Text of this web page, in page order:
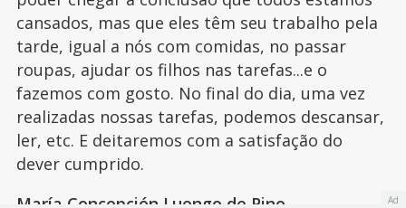
cansados, mas que eles têm seu trabalho pela
tarde, igual a nós com comidas, no passar
roupas, ajudar os filhos nas tarefas...e o
fazemos com gosto. No final do dia, uma vez
realizadas nossas tarefas, podemos descansar,
ler, etc. E deitaremos com a satisfação do
dever cumprido.
Ad